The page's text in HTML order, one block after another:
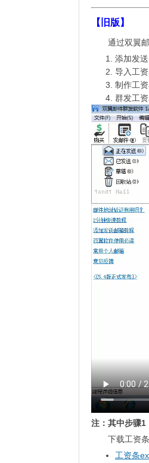
【旧版】
通过双翼
添加发
导入工
制作工
群发工
注：其中步骤1
下载工资
工资条